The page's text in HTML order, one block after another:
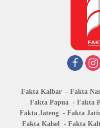
Fakta Kalbar Fakta
Fakta Papua
Fakta
Fakta Jateng
Fakta
Fakta Kalsel
Fakta